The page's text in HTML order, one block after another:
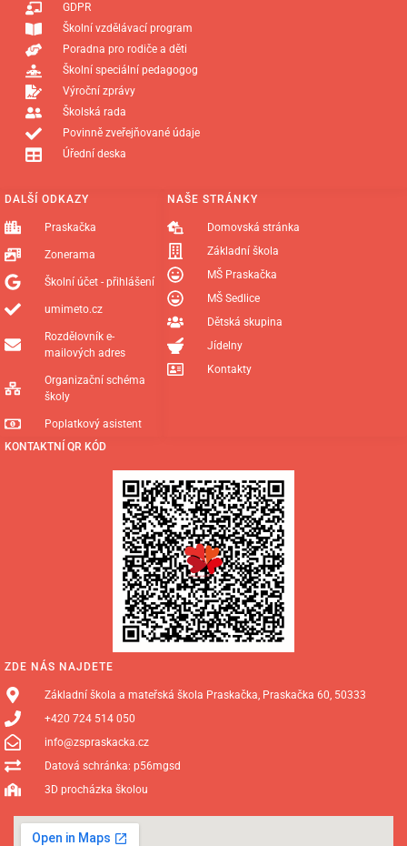
ZDE NÁS NAJDETE
Základní škola a mateřská škola Praskačka, Praskačka 60, 50333
+420 724 514 050
info@zspraskacka.cz
Datová schránka: p56mgsd
3D procházka školou
KONTAKTNÍ QR KÓD
NAŠE STRÁNKY
Domovská stránka
Základní škola
MŠ Praskačka
MŠ Sedlice
Dětská skupina
Jídelny
Kontakty
DALŠÍ ODKAZY
Praskačka
Zonerama
Školní účet - přihlášení
umimeto.cz
Rozdělovník e-
mailových adres
Organizační schéma
školy
Poplatkový asistent
GDPR
Školní vzdělávací program
Poradna pro rodiče a děti
Školní speciální pedagogog
Výroční zprávy
Školská rada
Povinně zveřejňované údaje
Úřední deska